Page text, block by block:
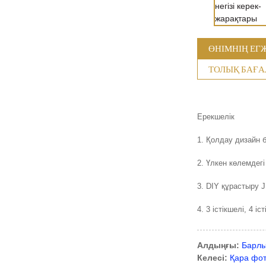
ӨНІМНІҢ
ТОЛЫҚ
Ерекшелік
1. Қолдау дизайн
2. Үлкен
3. DIY құрастыру
4. 3 істікшелі, 4
Алдыңғы:
Келесі: Қара